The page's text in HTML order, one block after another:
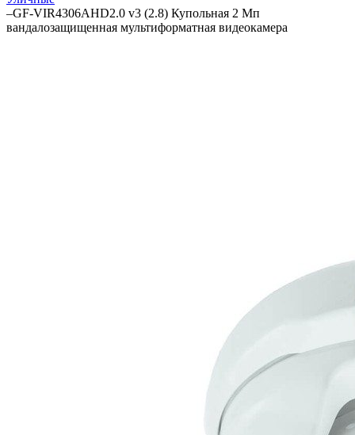
–GF-VIR4306AHD2.0 v3 (2.8) Купольная 2 Мп
вандалозащищенная мультиформатная видеокамера